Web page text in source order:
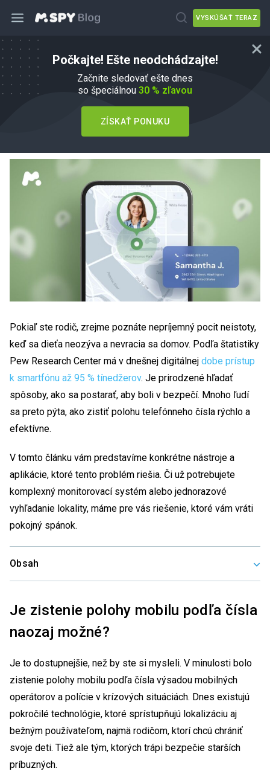
VYSKÚŠAŤ TERAZ
Počkajte! Ešte neodchádzajte!
Začnite sledovať ešte dnes
so špeciálnou 30 % zľavou
ZÍSKAŤ PONUKU
Ako nájsť telefón podľa čísla:
Kompletný sprievodca pre rodičov
Veronika Čierna vAko na to
Aktualizované 01 jún, 2026
Pokiaľ ste rodič, zrejme poznáte nepríjemný pocit neistoty,
keď sa dieťa neozýva a nevracia sa domov. Podľa štatistiky
Pew Research Center má v dnešnej digitálnej dobe prístup
k smartfónu až 95 % tínedžerov. Je prirodzené hľadať
spôsoby, ako sa postarať, aby boli v bezpečí. Mnoho ľudí
sa preto pýta, ako zistiť polohu telefónneho čísla rýchlo a
efektívne.
V tomto článku vám predstavíme konkrétne nástroje a
aplikácie, ktoré tento problém riešia. Či už potrebujete
komplexný monitorovací systém alebo jednorazové
vyhľadanie lokality, máme pre vás riešenie, ktoré vám vráti
pokojný spánok.
Obsah
Je zistenie polohy mobilu podľa čísla
naozaj možné?
Je to dostupnejšie, než by ste si mysleli. V minulosti bolo
zistenie polohy mobilu podľa čísla výsadou mobilných
operátorov a polície v krízových situáciách. Dnes existujú
pokročilé technológie, ktoré sprístupňujú lokalizáciu aj
bežným používateľom, najmä rodičom, ktorí chcú chrániť
svoje deti. Tiež ale tým, ktorých trápi bezpečie starších
príbuzných.